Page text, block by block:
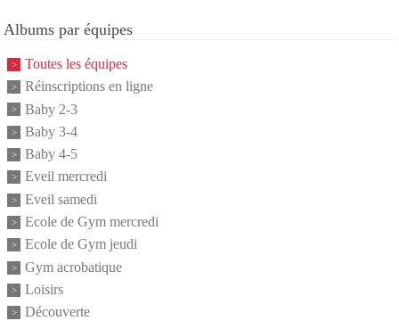
Albums par équipes
Toutes les équipes
Réinscriptions en ligne
Baby 2-3
Baby 3-4
Baby 4-5
Eveil mercredi
Eveil samedi
Ecole de Gym mercredi
Ecole de Gym jeudi
Gym acrobatique
Loisirs
Découverte